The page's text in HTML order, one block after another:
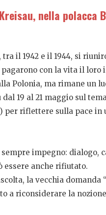
nella polacca
il 1942 e il 1944, si
con la vita il loro
Polonia, ma rimane un
19 al 21 maggio sul
riflettere sulla pace
impegno: dialogo,
essere anche rifiutato.
la vecchia domanda
a riconsiderare la